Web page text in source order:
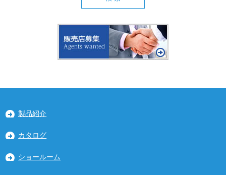
製品紹介
カタログ
ショールーム